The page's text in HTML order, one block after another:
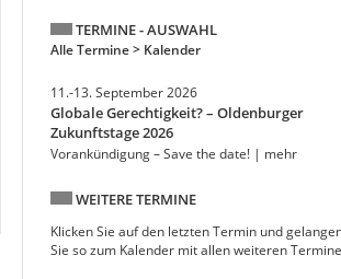
TERMINE - AUSWAHL
Alle Termine > Kalender
11.-13. September 2026
Globale Gerechtigkeit? – Oldenburger
Zukunftstage 2026
Vorankündigung – Save the date! | mehr
WEITERE TERMINE
Klicken Sie auf den letzten Termin und
Sie so zum Kalender mit allen weiteren